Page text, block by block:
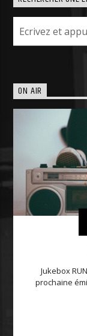
ON AIR
Jukebox
prochaine